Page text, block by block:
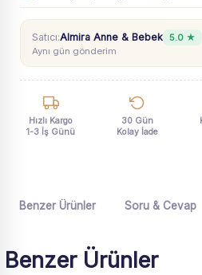
Satıcı:Almira Anne & Bebek 5.0 ★
Aynı gün gönderim
Hızlı Kargo
1-3 İş Günü
30 Gün
Kolay İade
Benzer Ürünler Soru & Cevap
Benzer Ürünler